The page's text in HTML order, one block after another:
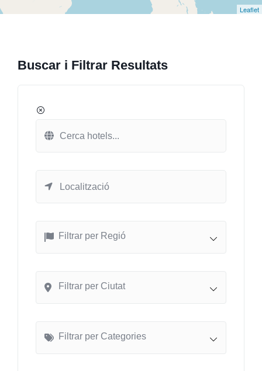
Leaflet
Buscar i Filtrar Resultats
Filtrar per Regió
Filtrar per Ciutat
Filtrar per Categories